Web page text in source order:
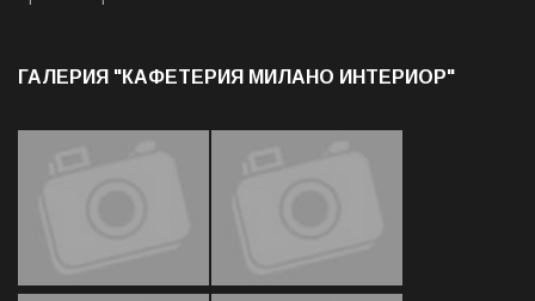
ГАЛЕРИЯ "КАФЕТЕРИЯ МИЛАНО ИНТЕРИОР"